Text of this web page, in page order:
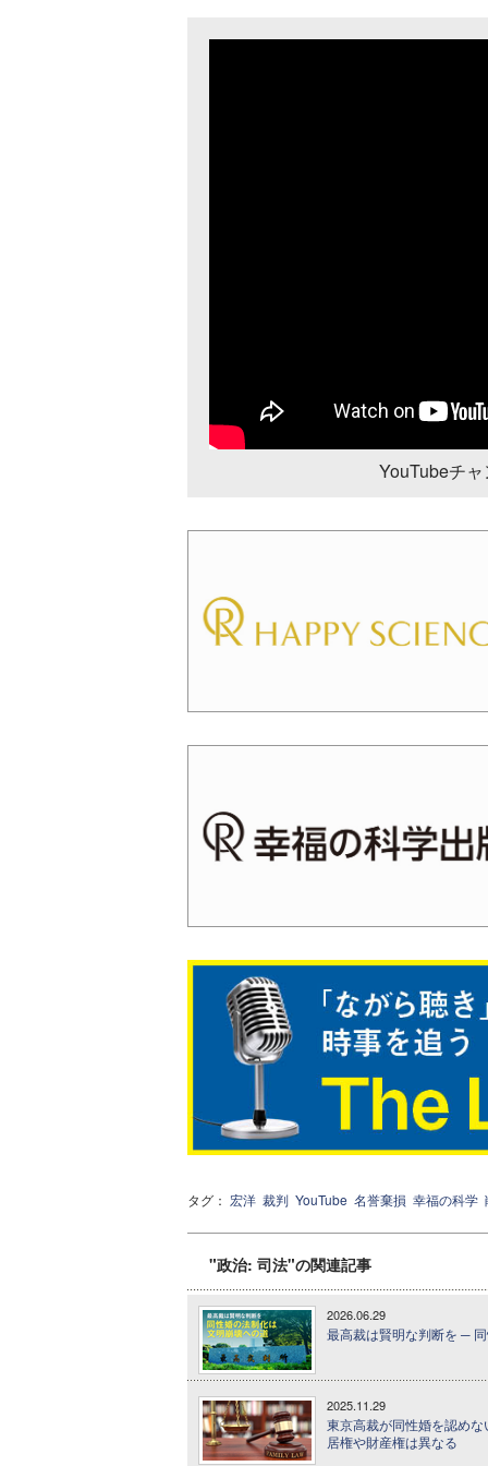
YouTubeチ
タグ： 宏洋 裁判 YouTube 名誉棄損 幸福の科学
"政治: 司法"の関連記事
2026.06.29
最高裁は賢明な判断を ─
2025.11.29
東京高裁が同性婚を認め
居権や財産権は異なる